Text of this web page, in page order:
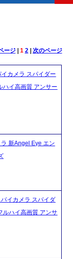
ージ| 1 2| 次のページ
カメラ スパイダー
ハイ高画質 アンサー
新Angel Eye エン
イカメラ スパイダ
ルハイ高画質 アンサ